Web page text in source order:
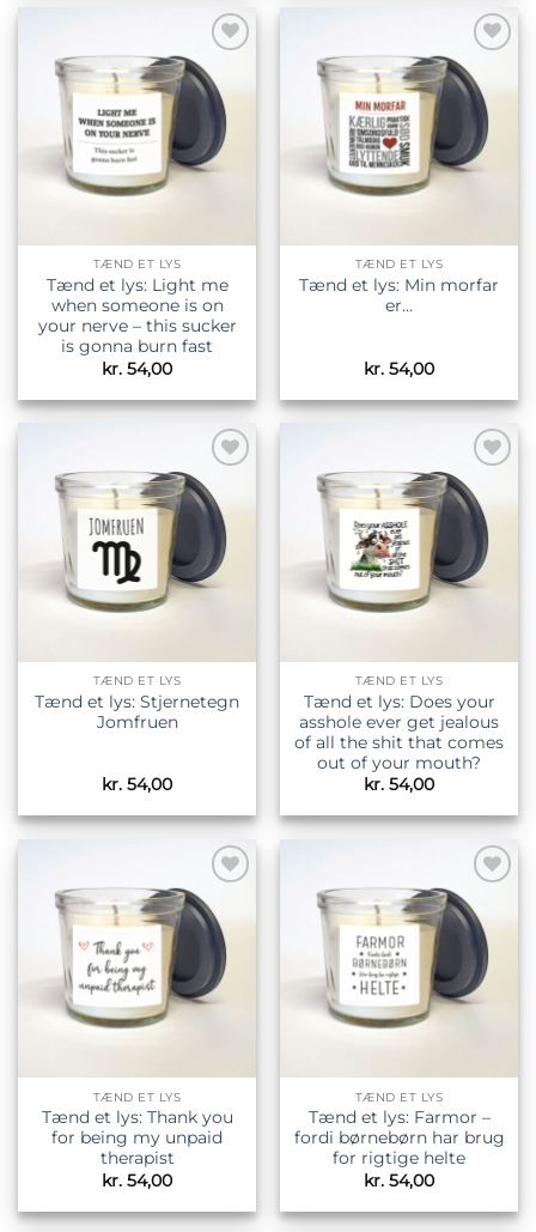
Tilføj til
ønskeliste
TÆND ET LYS
Tænd et lys: Light me
when someone is on
your nerve – this sucker
is gonna burn fast
kr. 54,00
Tilføj til
ønskeliste
TÆND ET LYS
Tænd et lys: Min morfar
er…
kr. 54,00
Tilføj til
ønskeliste
TÆND ET LYS
Tænd et lys: Stjernetegn
Jomfruen
kr. 54,00
Tilføj til
ønskeliste
TÆND ET LYS
Tænd et lys: Does your
asshole ever get jealous
of all the shit that comes
out of your mouth?
kr. 54,00
Tilføj til
ønskeliste
TÆND ET LYS
Tænd et lys: Thank you
for being my unpaid
therapist
kr. 54,00
Tilføj til
ønskeliste
TÆND ET LYS
Tænd et lys: Farmor –
fordi børnebørn har brug
for rigtige helte
kr. 54,00